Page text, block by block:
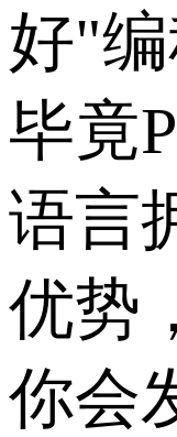
好"编
毕竟
语言
优势
你会